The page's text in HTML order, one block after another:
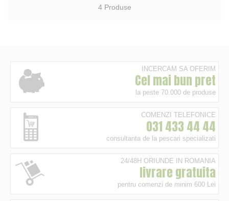
4Produse
INCERCAM SA OFERIM
Cel mai bun pret
la peste 70.000 de produse
COMENZI TELEFONICE
031 433 44 44
consultanta de la pescari specializati
24/48H ORIUNDE IN ROMANIA
livrare gratuita
pentru comenzi de minim 600 Lei